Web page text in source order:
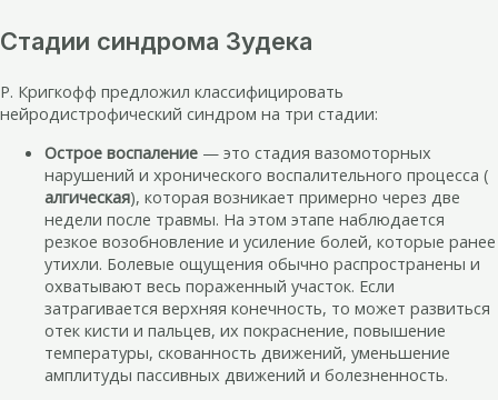
Cтадии синдрома Зудека
Р. Кригкофф предложил классифицировать
нейродистрофический синдром на три стадии:
Острое воспаление — это стадия вазомоторных
нарушений и хронического воспалительного процесса (
алгическая), которая возникает примерно через две
недели после травмы. На этом этапе наблюдается
резкое возобновление и усиление болей, которые ранее
утихли. Болевые ощущения обычно распространены и
охватывают весь пораженный участок. Если
затрагивается верхняя конечность, то может развиться
отек кисти и пальцев, их покраснение, повышение
температуры, скованность движений, уменьшение
амплитуды пассивных движений и болезненность.